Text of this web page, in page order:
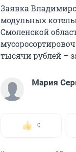
Заявка
модульных
Смоленской
тысячи рублей –
Мария
0